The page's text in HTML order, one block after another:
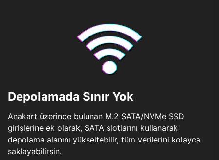
Depolamada Sınır Yok
Anakart üzerinde bulunan M.2 SATA/NVMe SSD
girişlerine ek olarak, SATA slotlarını kullanarak
depolama alanını yükseltebilir, tüm verilerini kolayca
saklayabilirsin.